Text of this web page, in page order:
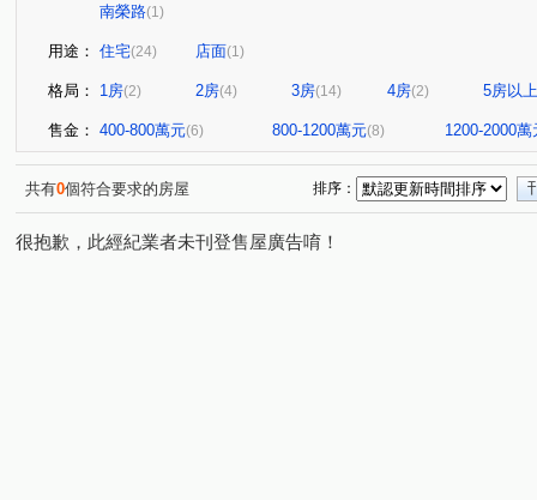
南榮路(1)
用途： 住宅(24) 店面(1)
格局： 1房(2) 2房(4) 3房(14) 4房(2) 5房以上
售金： 400-800萬元(6) 800-1200萬元(8) 1200-2000萬
共有0個符合要求的房屋 排序：
很抱歉，此經紀業者未刊登售屋廣告唷！